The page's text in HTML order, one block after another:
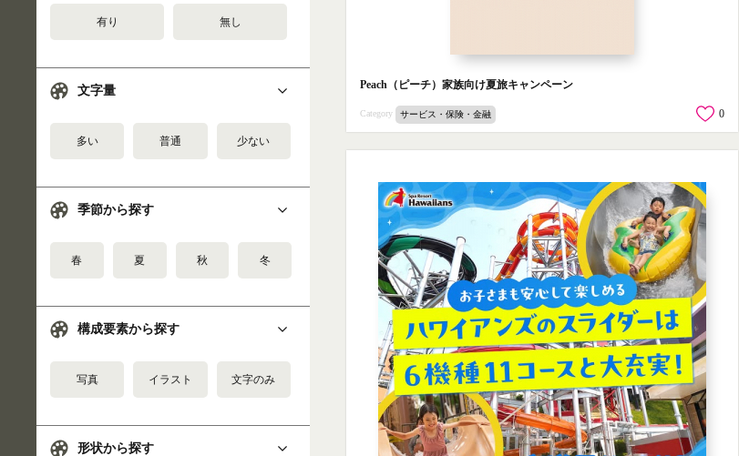
有り 無し
文字量
多い 普通 少ない
季節から探す
春 夏 秋 冬
構成要素から探す
写真 イラスト 文字のみ
形状から探す
Peach（ピーチ）家族向け夏旅キャンペーン
Category サービス・保険・金融 0